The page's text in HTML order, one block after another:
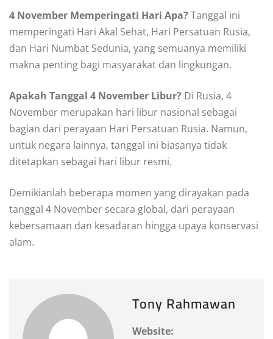
4 November Memperingati Hari Apa? Tanggal ini
memperingati Hari Akal Sehat, Hari Persatuan Rusia,
dan Hari Numbat Sedunia, yang semuanya memiliki
makna penting bagi masyarakat dan lingkungan.
Apakah Tanggal 4 November Libur? Di Rusia, 4
November merupakan hari libur nasional sebagai
bagian dari perayaan Hari Persatuan Rusia. Namun,
untuk negara lainnya, tanggal ini biasanya tidak
ditetapkan sebagai hari libur resmi.
Demikianlah beberapa momen yang dirayakan pada
tanggal 4 November secara global, dari perayaan
kebersamaan dan kesadaran hingga upaya konservasi
alam.
Tony Rahmawan
Website: